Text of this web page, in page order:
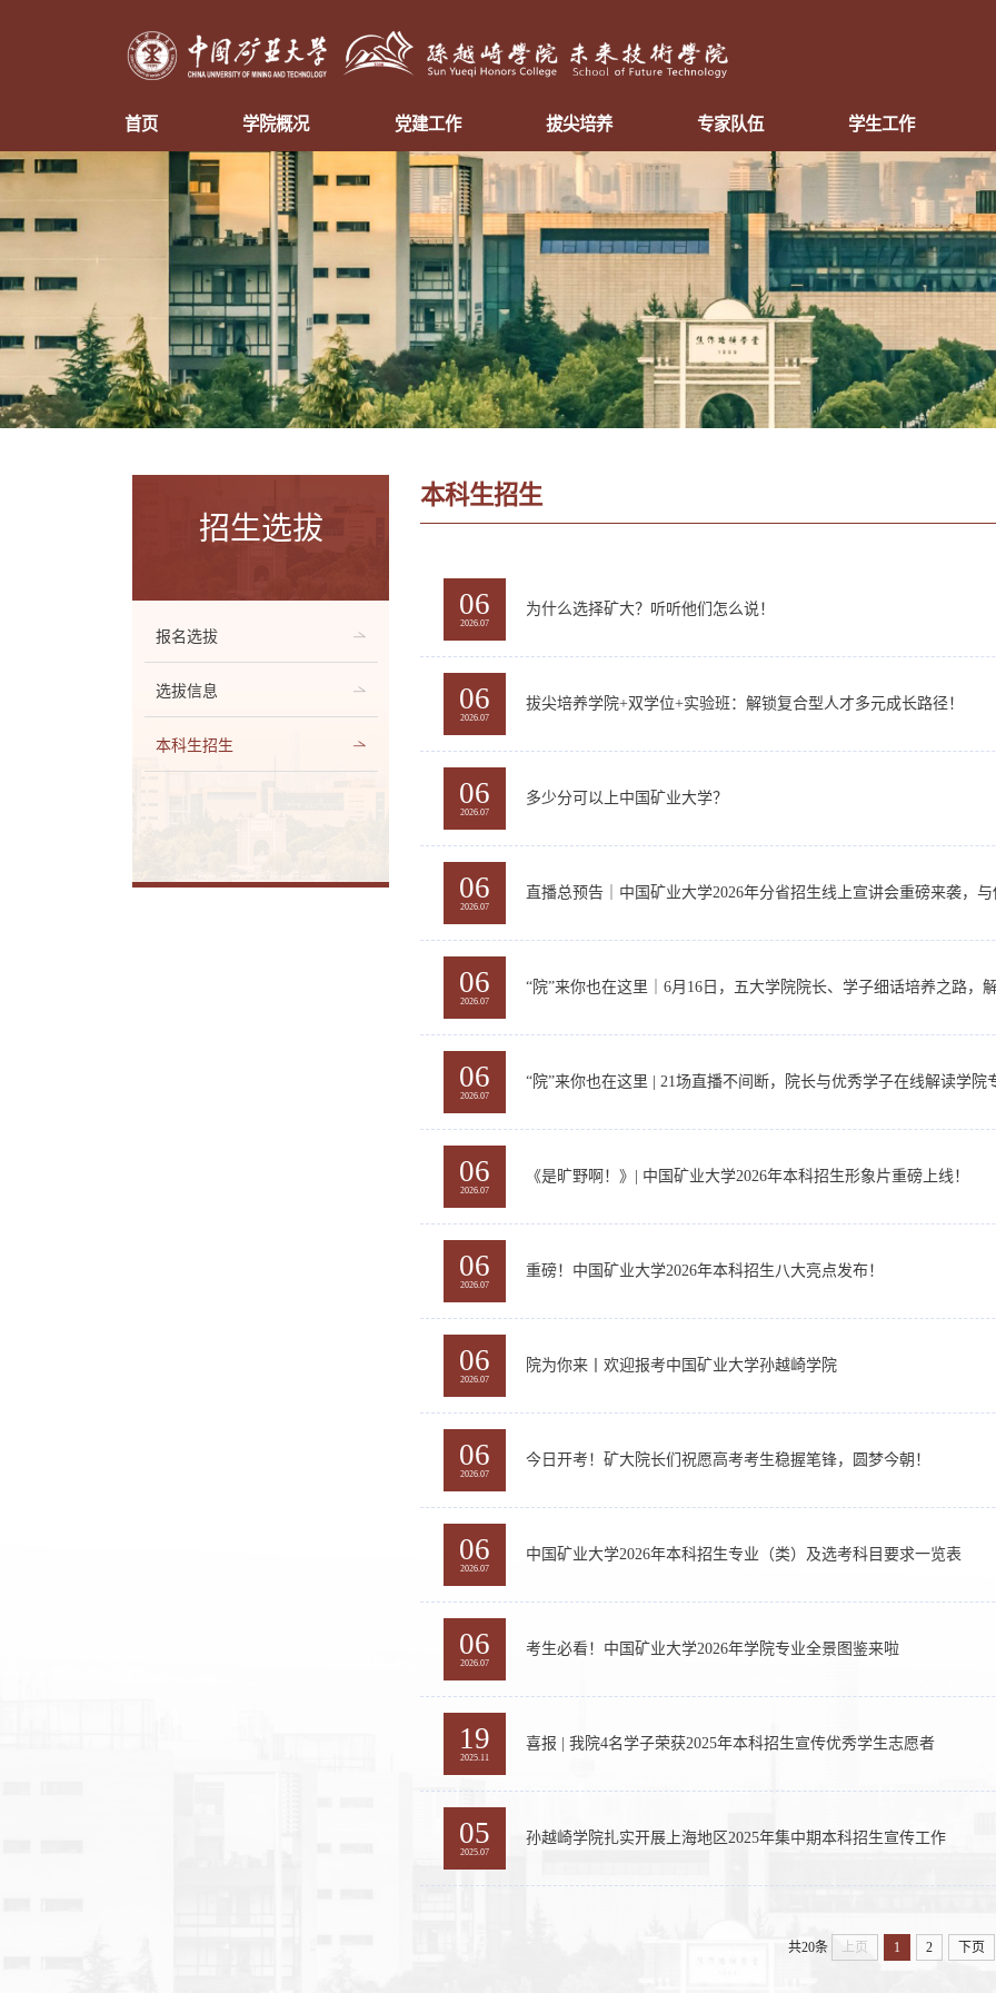
首页 学院概况 党建工作 拔尖培养 专家队伍 学生工作
招生选拔
报名选拔
选拔信息
本科生招生
本科生招生
06
2026.07
为什么选择矿大？听听他们怎么说！
06
2026.07
拔尖培养学院+双学位+实验班：解锁复合型人才多元成长路径！
06
2026.07
多少分可以上中国矿业大学？
06
2026.07
直播总预告｜中国矿业大学2026年分省招生线上宣讲会重磅来袭，
06
2026.07
“院”来你也在这里｜6月16日，五大学院院长、学子细话培养之路，
06
2026.07
“院”来你也在这里 | 21场直播不间断，院长与优秀学子在线解读学院
06
2026.07
《是旷野啊！》| 中国矿业大学2026年本科招生形象片重磅上线！
06
2026.07
重磅！中国矿业大学2026年本科招生八大亮点发布！
06
2026.07
院为你来丨欢迎报考中国矿业大学孙越崎学院
06
2026.07
今日开考！矿大院长们祝愿高考考生稳握笔锋，圆梦今朝！
06
2026.07
中国矿业大学2026年本科招生专业（类）及选考科目要求一览表
06
2026.07
考生必看！中国矿业大学2026年学院专业全景图鉴来啦
19
2025.11
喜报 | 我院4名学子荣获2025年本科招生宣传优秀学生志愿者
05
2025.07
孙越崎学院扎实开展上海地区2025年集中期本科招生宣传工作
共20条 上页 1 2 下页